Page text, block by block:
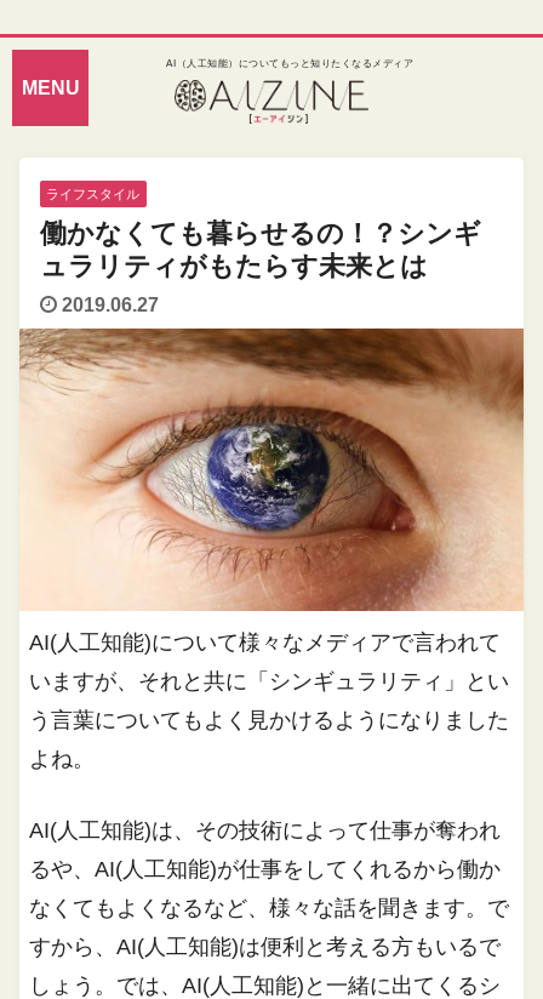
AI（人工知能）についてもっと知りたくなるメディア
ライフスタイル
働かなくても暮らせるの！？シンギ
ュラリティがもたらす未来とは
2019.06.27
AI(人工知能)について様々なメディアで言われて
いますが、それと共に「シンギュラリティ」とい
う言葉についてもよく見かけるようになりました
よね。
AI(人工知能)は、その技術によって仕事が奪われ
るや、AI(人工知能)が仕事をしてくれるから働か
なくてもよくなるなど、様々な話を聞きます。で
すから、AI(人工知能)は便利と考える方もいるで
しょう。では、AI(人工知能)と一緒に出てくるシ